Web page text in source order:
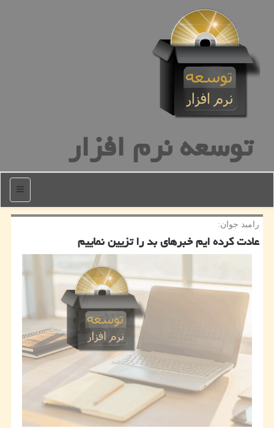
توسعه نرم افزار
منو
رامبد جوان:
عادت كرده ایم خبرهای بد را تزیین نماییم